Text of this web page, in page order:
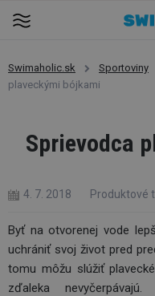
Swimaholic.sk Sportoviny
plaveckými bójkami
Sprievodca
4. 7. 2018 Produktové
Byť na otvorenej vode
uchrániť svoj život pred
tomu môžu slúžiť
zďaleka